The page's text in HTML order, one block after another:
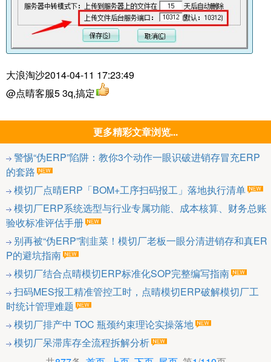
大浪淘沙2014-04-11 17:23:49
@点晴客服5 3q,搞定
更多精彩文章浏览...
警惕“伪ERP”陷阱：教你3个动作一眼识破进销存冒充ERP
的套路
模切厂点晴ERP「BOM+工序扫码报工」落地执行清单
模切厂ERP系统选型与行业专属功能、成本核算、财务总账
验收标准评估手册
别再被“伪ERP”割韭菜！模切厂老板一眼分清进销存和真ER
P的避坑指南
模切厂结合点晴模切ERP标准化SOP完整编写指南
扫码MES报工精准管控工时，点晴模切ERP破解模切厂工
时统计管理难题
模切厂排产中 TOC 瓶颈约束理论实操落地
模切厂呆滞库存全流程拆解分析